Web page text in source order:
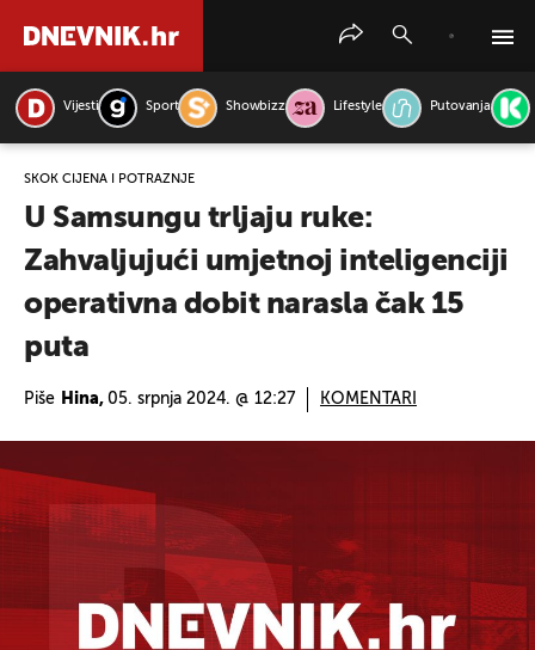
Vijesti Sport Showbizz Lifestyle Putovanja
SKOK CIJENA I POTRAŽNJE
U Samsungu trljaju ruke:
Zahvaljujući umjetnoj inteligenciji
operativna dobit narasla čak 15
puta
Piše Hina, 05. srpnja 2024. @ 12:27 KOMENTARI
PRETRAŽITE VIJESTI